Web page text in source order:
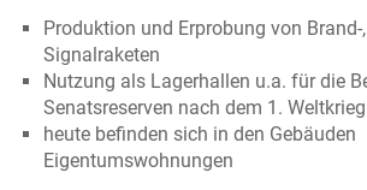
Produktion und Erprobung von Brand-
Signalraketen
Nutzung als Lagerhallen u.a. für die
Senatsreserven nach dem 1. Weltkrieg
heute befinden sich in den Gebäuden
Eigentumswohnungen